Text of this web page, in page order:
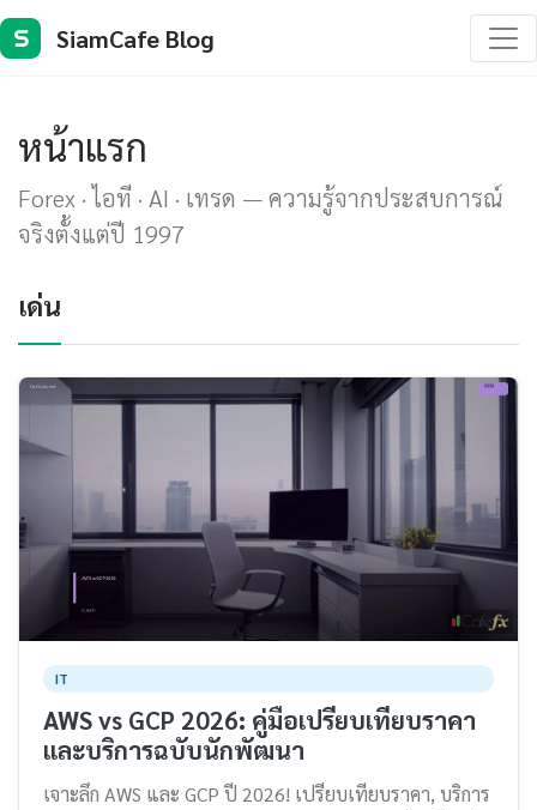
S SiamCafe Blog
หน้าแรก
Forex · ไอที · AI · เทรด — ความรู้จากประสบการณ์
จริงตั้งแต่ปี 1997
เด่น
IT
AWS vs GCP 2026: คู่มือเปรียบเทียบราคา
และบริการฉบับนักพัฒนา
เจาะลึก AWS และ GCP ปี 2026! เปรียบเทียบราคา, บริการ